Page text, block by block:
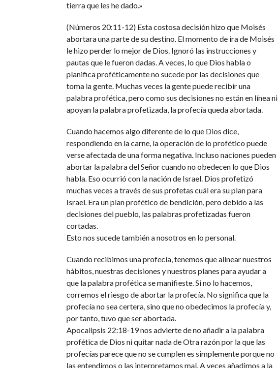
tierra que les he dado.»
(Números 20:11-12) Esta costosa decisión hizo que Moisés
abortara una parte de su destino. El momento de ira de Moisés
le hizo perder lo mejor de Dios. Ignoró las instrucciones y
pautas que le fueron dadas. A veces, lo que Dios habla o
planifica proféticamente no sucede por las decisiones que
toma la gente. Muchas veces la gente puede recibir una
palabra profética, pero como sus decisiones no están en línea ni
apoyan la palabra profetizada, la profecía queda abortada.
Cuando hacemos algo diferente de lo que Dios dice,
respondiendo en la carne, la operación de lo profético puede
verse afectada de una forma negativa. Incluso naciones pueden
abortar la palabra del Señor cuando no obedecen lo que Dios
habla. Eso ocurrió con la nación de Israel. Dios profetizó
muchas veces a través de sus profetas cuál era su plan para
Israel. Era un plan profético de bendición, pero debido a las
decisiones del pueblo, las palabras profetizadas fueron
cortadas.
Esto nos sucede también a nosotros en lo personal.
Cuando recibimos una profecía, tenemos que alinear nuestros
hábitos, nuestras decisiones y nuestros planes para ayudar a
que la palabra profética se manifieste. Si no lo hacemos,
corremos el riesgo de abortar la profecía. No significa que la
profecía no sea certera, sino que no obedecimos la profecía y,
por tanto, tuvo que ser abortada.
Apocalipsis 22:18-19 nos advierte de no añadir a la palabra
profética de Dios ni quitar nada de Otra razón por la que las
profecías parece que no se cumplen es simplemente porque no
las entendimos o las interpretamos mal. A veces añadimos a la